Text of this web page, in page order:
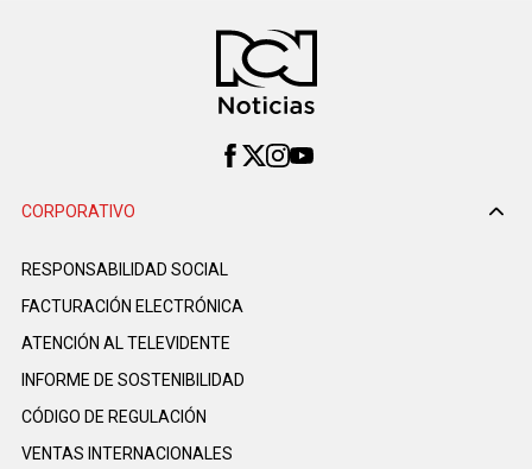
CORPORATIVO
RESPONSABILIDAD SOCIAL
FACTURACIÓN ELECTRÓNICA
ATENCIÓN AL TELEVIDENTE
INFORME DE SOSTENIBILIDAD
CÓDIGO DE REGULACIÓN
VENTAS INTERNACIONALES